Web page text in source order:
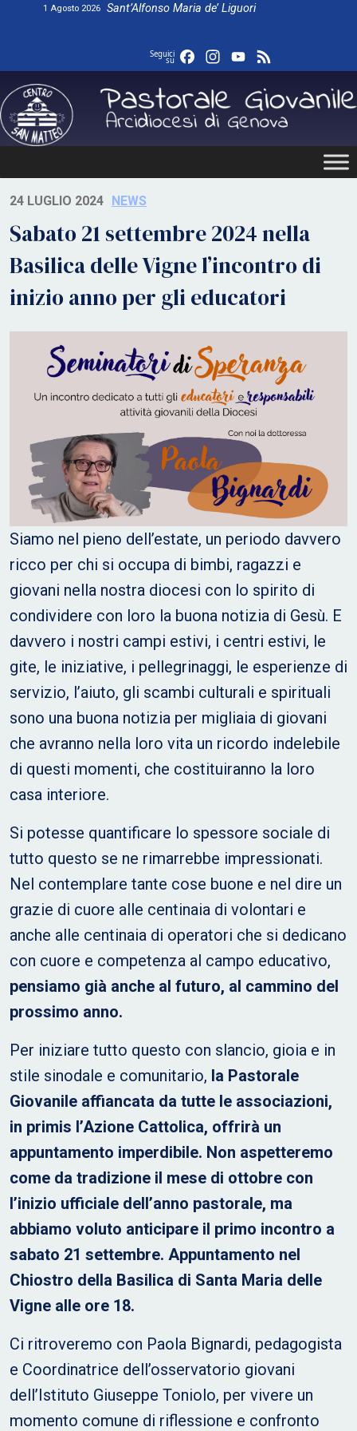
1 Agosto 2026 Sant’Alfonso Maria de’ Liguori
Seguici
su FacebookInstagram
YouTube
24 LUGLIO 2024 NEWS
Sabato 21 settembre 2024 nella
Basilica delle Vigne l’incontro di
inizio anno per gli educatori
Siamo nel pieno dell’estate, un periodo davvero
ricco per chi si occupa di bimbi, ragazzi e
giovani nella nostra diocesi con lo spirito di
condividere con loro la buona notizia di Gesù. E
davvero i nostri campi estivi, i centri estivi, le
gite, le iniziative, i pellegrinaggi, le esperienze di
servizio, l’aiuto, gli scambi culturali e spirituali
sono una buona notizia per migliaia di giovani
che avranno nella loro vita un ricordo indelebile
di questi momenti, che costituiranno la loro
casa interiore.
Si potesse quantificare lo spessore sociale di
tutto questo se ne rimarrebbe impressionati.
Nel contemplare tante cose buone e nel dire un
grazie di cuore alle centinaia di volontari e
anche alle centinaia di operatori che si dedicano
con cuore e competenza al campo educativo,
pensiamo già anche al futuro, al cammino del
prossimo anno.
Per iniziare tutto questo con slancio, gioia e in
stile sinodale e comunitario, la Pastorale
Giovanile affiancata da tutte le associazioni,
in primis l’Azione Cattolica, offrirà un
appuntamento imperdibile. Non aspetteremo
come da tradizione il mese di ottobre con
l’inizio ufficiale dell’anno pastorale, ma
abbiamo voluto anticipare il primo incontro a
sabato 21 settembre. Appuntamento nel
Chiostro della Basilica di Santa Maria delle
Vigne alle ore 18.
Ci ritroveremo con Paola Bignardi, pedagogista
e Coordinatrice dell’osservatorio giovani
dell’Istituto Giuseppe Toniolo, per vivere un
momento comune di riflessione e confronto